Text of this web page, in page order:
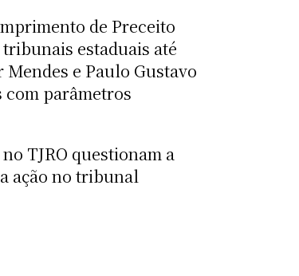
de Preceito
estaduais até
e Paulo Gustavo
com parâmetros
TJRO questionam a
ação no tribunal